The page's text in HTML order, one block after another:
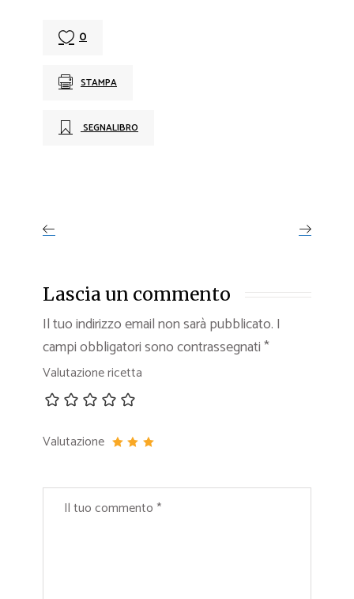
0
STAMPA
SEGNALIBRO
Lascia un commento
Il tuo indirizzo email non sarà pubblicato. I
campi obbligatori sono contrassegnati*
Valutazione ricetta
Valutazione